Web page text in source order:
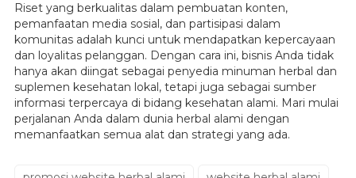
Riset yang berkualitas dalam pembuatan konten,
pemanfaatan media sosial, dan partisipasi dalam
komunitas adalah kunci untuk mendapatkan kepercayaan
dan loyalitas pelanggan. Dengan cara ini, bisnis Anda tidak
hanya akan diingat sebagai penyedia minuman herbal dan
suplemen kesehatan lokal, tetapi juga sebagai sumber
informasi terpercaya di bidang kesehatan alami. Mari mulai
perjalanan Anda dalam dunia herbal alami dengan
memanfaatkan semua alat dan strategi yang ada.